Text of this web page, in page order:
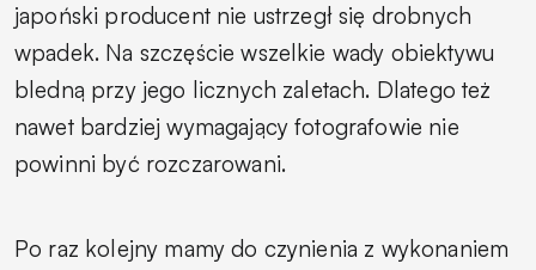
japoński producent nie ustrzegł się drobnych
wpadek. Na szczęście wszelkie wady obiektywu
bledną przy jego licznych zaletach. Dlatego też
nawet bardziej wymagający fotografowie nie
powinni być rozczarowani.
Po raz kolejny mamy do czynienia z wykonaniem